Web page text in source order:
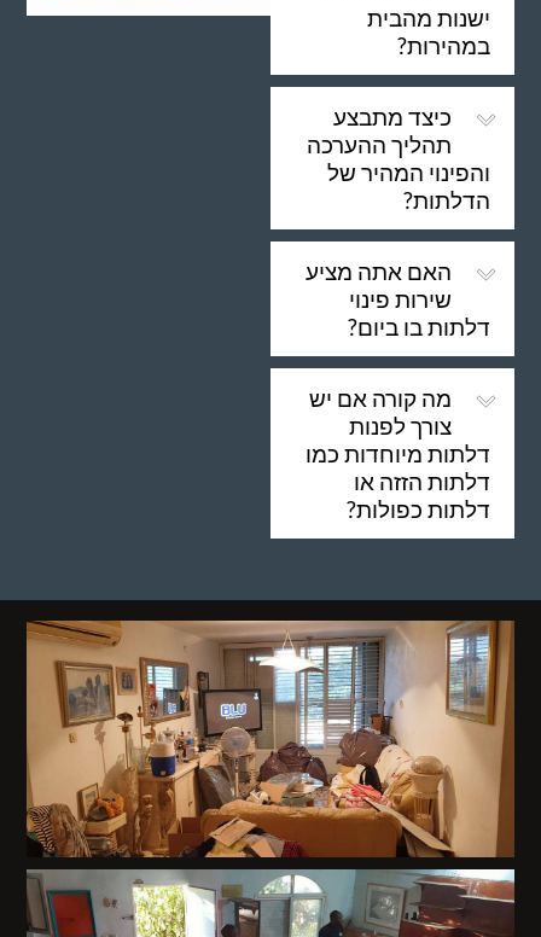
ישנות מהבית
במהירות?
כיצד מתבצע
תהליך ההערכה
והפינוי המהיר של
הדלתות?
האם אתה מציע
שירות פינוי
דלתות בו ביום?
מה קורה אם יש
צורך לפנות
דלתות מיוחדות כמו
דלתות הזזה או
דלתות כפולות?